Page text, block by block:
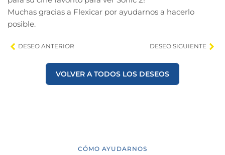
Muchas gracias a Flexicar por ayudarnos a hacerlo
posible.
DESEO ANTERIOR DESEO SIGUIENTE
VOLVER A TODOS LOS DESEOS
CÓMO AYUDARNOS